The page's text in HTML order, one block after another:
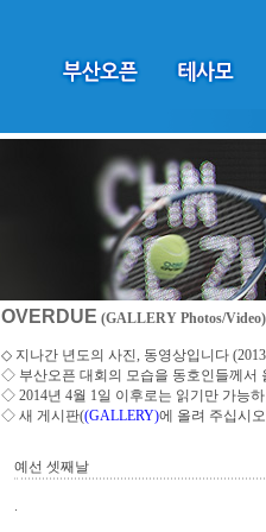
OVERDUE (GALLERY Photos/Video)
◇ 지나간 년도의 사진, 동영상입니다
◇ 부산오픈 대회의 모습을 동호인들께서
◇ 2014년 4월 1일 이후로는 읽기만 가능
◇ 새 게시판((GALLERY)에 올려 주십시오
예선 셋째날
.